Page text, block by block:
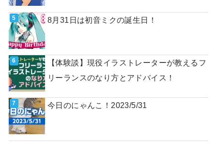
8月31日は初音ミクの誕生日！
【体験談】現役イラストレーターが教えるフ
リーランスのなり方とアドバイス！
今日のにゃんこ！2023/5/31